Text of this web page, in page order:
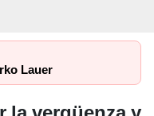
Lauer